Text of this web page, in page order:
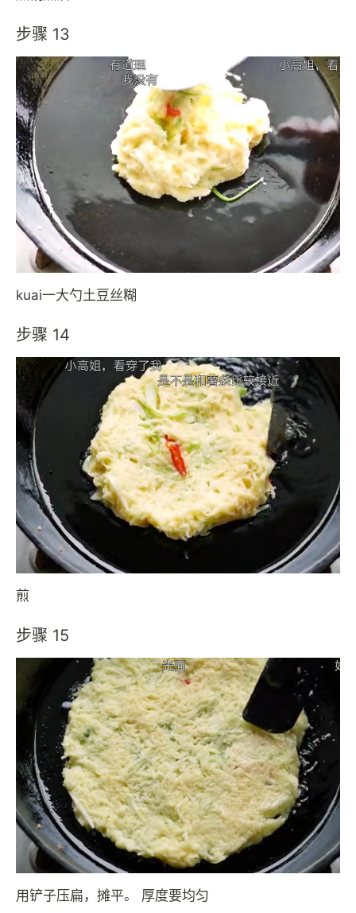
步骤 13
kuai一大勺土豆丝糊
步骤 14
煎
步骤 15
用铲子压扁，摊平。 厚度要均匀